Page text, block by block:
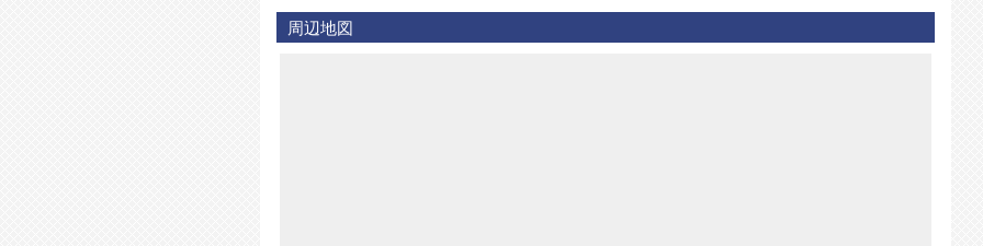
周辺地図